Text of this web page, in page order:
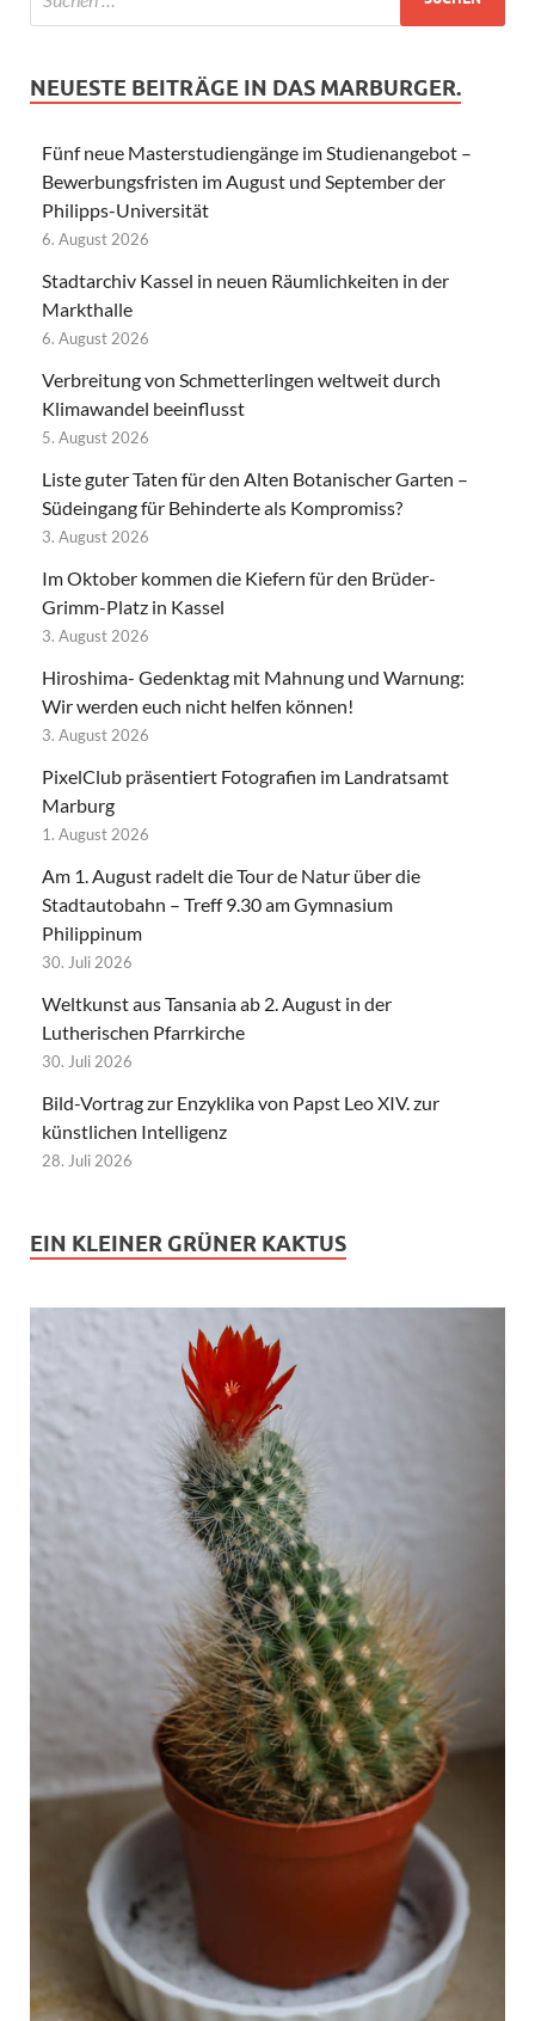
NEUESTE BEITRÄGE IN DAS MARBURGER.
Fünf neue Masterstudiengänge im Studienangebot –
Bewerbungsfristen im August und September der
Philipps-Universität
6. August 2026
Stadtarchiv Kassel in neuen Räumlichkeiten in der
Markthalle
6. August 2026
Verbreitung von Schmetterlingen weltweit durch
Klimawandel beeinflusst
5. August 2026
Liste guter Taten für den Alten Botanischer Garten –
Südeingang für Behinderte als Kompromiss?
3. August 2026
Im Oktober kommen die Kiefern für den Brüder-
Grimm-Platz in Kassel
3. August 2026
Hiroshima- Gedenktag mit Mahnung und Warnung:
Wir werden euch nicht helfen können!
3. August 2026
PixelClub präsentiert Fotografien im Landratsamt
Marburg
1. August 2026
Am 1. August radelt die Tour de Natur über die
Stadtautobahn – Treff 9.30 am Gymnasium
Philippinum
30. Juli 2026
Weltkunst aus Tansania ab 2. August in der
Lutherischen Pfarrkirche
30. Juli 2026
Bild-Vortrag zur Enzyklika von Papst Leo XIV. zur
künstlichen Intelligenz
28. Juli 2026
EIN KLEINER GRÜNER KAKTUS